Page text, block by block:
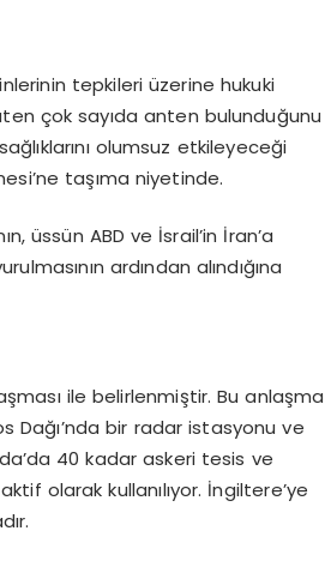
tepkileri üzerine hukuki
çok sayıda anten bulunduğunu
olumsuz etkileyeceği
taşıma niyetinde.
üssün ABD ve İsrail’in İran’a
ardından alındığına
ile belirlenmiştir. Bu anlaşma
Dağı’nda bir radar istasyonu ve
40 kadar askeri tesis ve
olarak kullanılıyor. İngiltere’ye